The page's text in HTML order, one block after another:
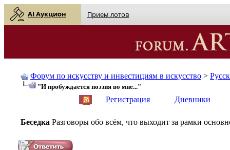
AI Аукцион Прием лотов
Форум по искусству и инвестициям в искусство >
"И пробуждается поэзия во мне..."
Регистрация Дневники
Беседка Разговоры обо всём, что выходит за рамки